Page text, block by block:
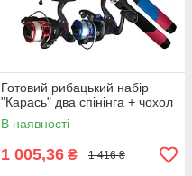
Готовий рибацький набір
"Карась" два спінінга + чохол
В наявності
1 005,36 ₴ 1 416 ₴